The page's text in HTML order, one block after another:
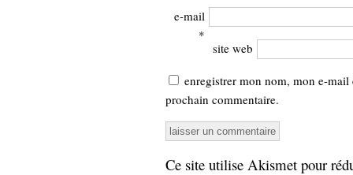
e-mail
*
site web
enregistrer mon nom, mon e-
prochain commentaire.
Ce site utilise Akismet pour